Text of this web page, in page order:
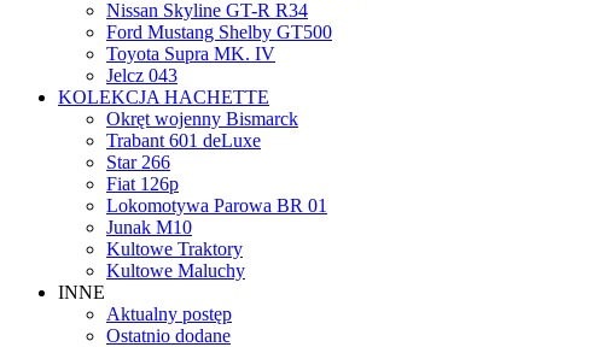
Nissan Skyline GT-R R34
Ford Mustang Shelby GT500
Toyota Supra MK. IV
Jelcz 043
KOLEKCJA HACHETTE
Okręt wojenny Bismarck
Trabant 601 deLuxe
Star 266
Fiat 126p
Lokomotywa Parowa BR 01
Junak M10
Kultowe Traktory
Kultowe Maluchy
INNE
Aktualny postęp
Ostatnio dodane